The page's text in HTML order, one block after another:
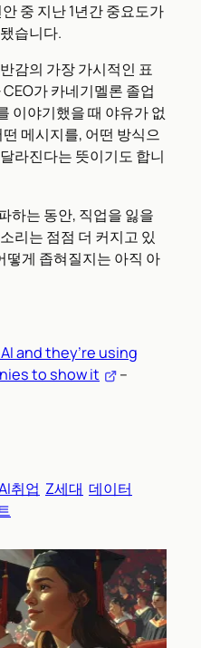
중 지난 1년간 중요도가
습니다.
감의 가장 가시적인 표
가 카네기멜론 졸업
이야기했을 때 야유가 없
메시지를, 어떤 방식으
라진다는 뜻이기도 합니
하는 동안, 직업을 잃을
리는 점점 더 커지고 있
떻게 좁혀질지는 아직 아
and they’re using
to show it
–
취업 Z세대 데이터